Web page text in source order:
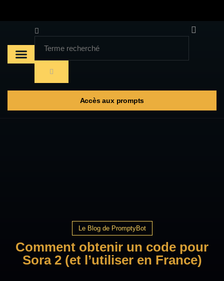
Accès aux prompts
Le Blog de PromptyBot
Comment obtenir un code pour
Sora 2 (et l’utiliser en France)